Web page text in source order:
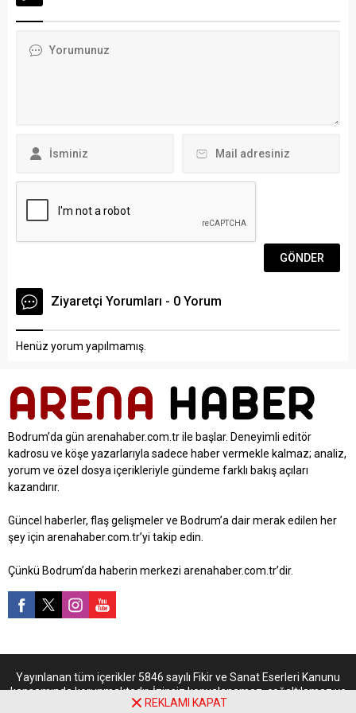
alandaki iş birlikleri, kent
Antalya,...
kararlılıkla süreceğini
Ziyaretçi Yorumları - 0 Yorum
Henüz yorum yapılmamış.
Bodrum’da gün arenahaber.com.tr ile başlar. Deneyimli editör
kadrosu ve köşe yazarlarıyla sadece haber vermekle kalmaz; analiz,
yorum ve özel dosya içerikleriyle gündeme farklı bakış açıları
kazandırır.
Güncel haberler, flaş gelişmeler ve Bodrum’a dair merak edilen her
şey için arenahaber.com.tr’yi takip edin.
Çünkü Bodrum’da haberin merkezi arenahaber.com.tr’dir.
Yayınlanan tüm içerikler 5846 sayılı Fikir ve Sanat Eserleri Kanunu
kapsamında korunmaktadır. İzinsiz kopyalanamaz, çoğaltılamaz ve
kaynak gösterilmeden kullanılamaz. Sitede yer alan köşe yazıları ve
REKLAMI KAPAT